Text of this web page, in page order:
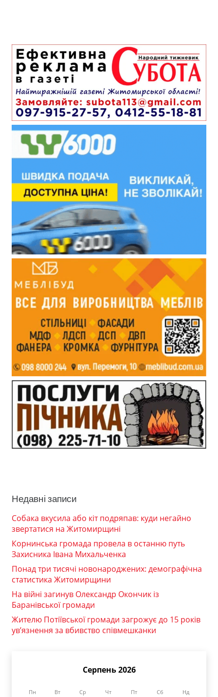
Недавні записи
Собака вкусила або кіт подряпав: куди негайно
звертатися на Житомирщині
Корнинська громада провела в останню путь
Захисника Івана Михальченка
Понад три тисячі новонароджених: демографічна
статистика Житомирщини
На війні загинув Олександр Окончик із
Баранівської громади
Жителю Потіївської громади загрожує до 15 років
ув’язнення за вбивство співмешканки
Серпень 2026
Пн Вт Ср Чт Пт Сб Нд